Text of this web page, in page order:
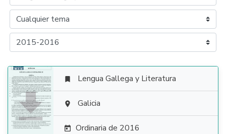

 Lengua Gallega y Literatura
 Galicia
 Ordinaria de 2016